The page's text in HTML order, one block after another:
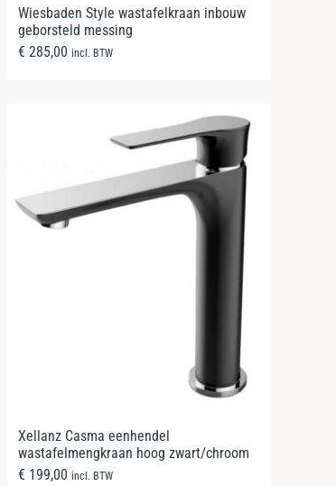
Wiesbaden Style wastafelkraan inbouw
geborsteld messing
€ 285,00 incl. BTW
Xellanz Casma eenhendel
wastafelmengkraan hoog zwart/chroom
€ 199,00 incl. BTW